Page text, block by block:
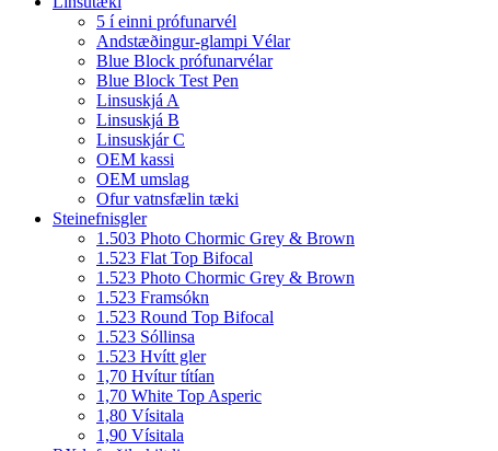
5 í einni prófunarvél
Andstæðingur-glampi Vélar
Blue Block prófunarvélar
Blue Block Test Pen
Linsuskjá A
Linsuskjá B
Linsuskjár C
OEM kassi
OEM umslag
Ofur vatnsfælin tæki
Steinefnisgler
1.503 Photo Chormic Grey & Brown
1.523 Flat Top Bifocal
1.523 Photo Chormic Grey & Brown
1.523 Framsókn
1.523 Round Top Bifocal
1.523 Sóllinsa
1.523 Hvítt gler
1,70 Hvítur títían
1,70 White Top Asperic
1,80 Vísitala
1,90 Vísitala